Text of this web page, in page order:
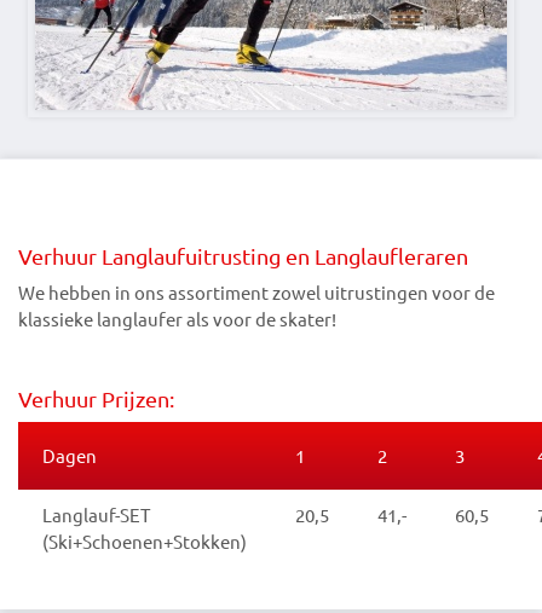
Verhuur Langlaufuitrusting en Langlaufleraren
We hebben in ons assortiment zowel uitrustingen voor de
klassieke langlaufer als voor de skater!
Verhuur Prijzen:
Dagen 1 2 3
Langlauf-SET
(Ski+Schoenen+Stokken)
20,5 41,- 60,5